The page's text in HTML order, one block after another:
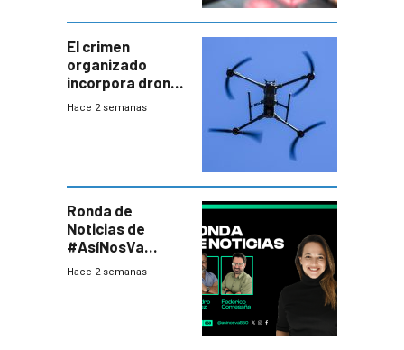
El crimen
organizado
incorpora drones
y abre un nuevo
Hace 2 semanas
Ronda de
Noticias de
#AsíNosVa
(20/7/26)
Hace 2 semanas